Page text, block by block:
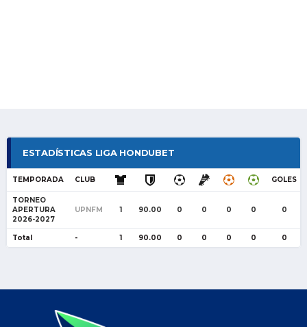
ESTADÍSTICAS LIGA HONDUBET
TEMPORADA CLUB GOLES
TORNEO
APERTURA
2026-2027
UPNFM 1 90.00 0 0 0 0 0
Total - 1 90.00 0 0 0 0 0